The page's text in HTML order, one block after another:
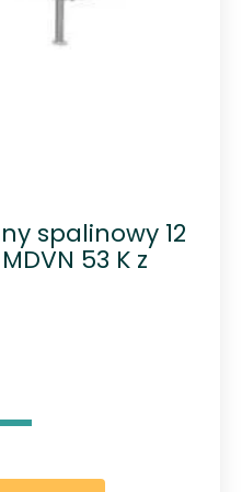
spalinowy 12
53 K z